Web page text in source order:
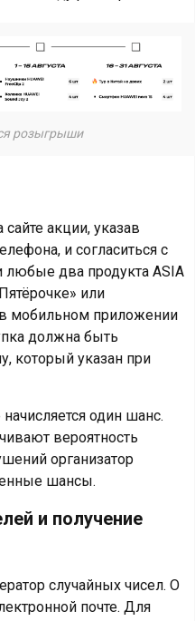
розыгрыши
акции, указав
и согласиться с
любые два продукта ASIA
или
мобильном приложении
должна быть
который указан при
один шанс.
вероятность
организатор
шансы.
и получение
случайных чисел. О
почте. Для